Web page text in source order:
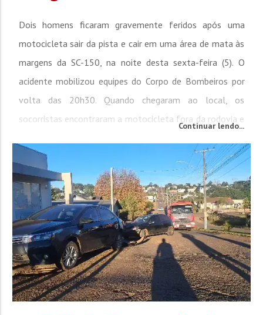
Dois homens ficaram gravemente feridos após uma
motocicleta sair da pista e cair em uma área de mata às
margens da SC-150, na noite desta sexta-feira (5). O
acidente mobilizou equipes do Corpo de Bombeiros por
volta das 20h30. Quando chegaram ao local, os
socorristas encontraram a motocicleta fora da rodovia e
atendimento inicial, ambos foram encaminhados ao
hospital. Uma das vítimas, um homem de 30 anos,...
Continuar lendo...